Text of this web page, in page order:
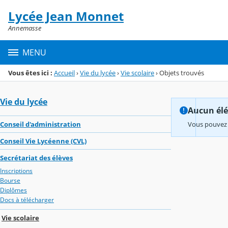
Menu de la rubrique
Contenu
Lycée Jean Monnet
Annemasse
MENU
Vous êtes ici : Accueil›Vie du lycée›Vie scolaire›Objets trouvés
Vie du lycée
Conseil d'administration
Conseil Vie Lycéenne (CVL)
Secrétariat des élèves
Inscriptions
Bourse
Diplômes
Docs à télécharger
Vie scolaire
Aucun
Vous